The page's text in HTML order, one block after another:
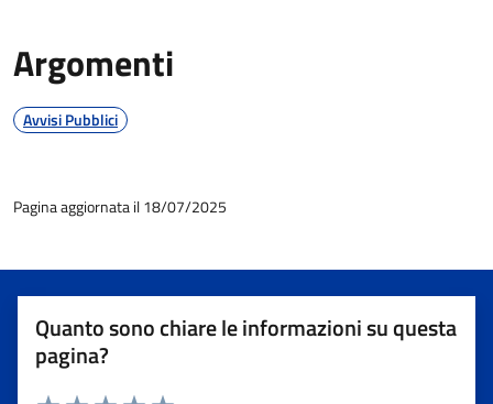
Argomenti
Avvisi Pubblici
Pagina aggiornata il 18/07/2025
Quanto sono chiare le informazioni su questa
pagina?